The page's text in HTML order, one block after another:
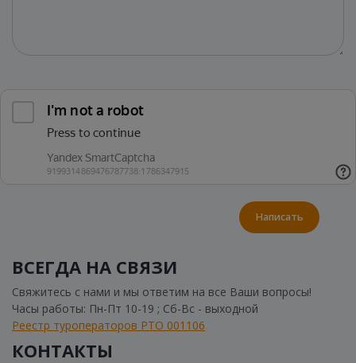
Написать
ВСЕГДА НА СВЯЗИ
Свяжитесь с нами и мы ответим на все Ваши вопросы!
Часы работы: Пн-Пт 10-19 ; Сб-Вс - выходной
Реестр туроператоров РТО 001106
КОНТАКТЫ